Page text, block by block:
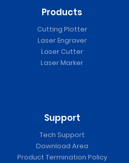
Products
Cutting Plotter
Laser Engraver
Laser Cutter
Laser Marker
Support
Tech Support
Download Area
Product Termination Policy